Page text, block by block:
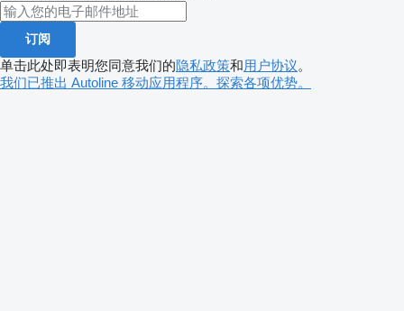
订阅
单击此处即表明您同意我们的隐私政策和用户协议。
我们已推出 Autoline 移动应用程序。探索各项优势。